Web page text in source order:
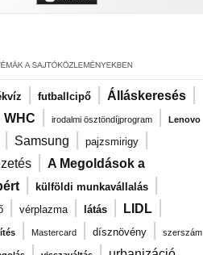
| futballcipő | Álláskeresés |
WHC | irodalmi ösztöndíjprogram | Lenovo
| Samsung | pajzsmirigy |
| A Megoldások a
| külföldi munkavállalás |
| vérplazma | látás | LIDL |
| Mastercard | dísznövény | szerszám